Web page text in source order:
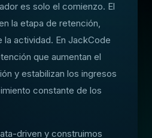
es solo el comienzo. El
la etapa de retención,
actividad. En JackCode
que aumentan el
y estabilizan los ingresos
constante de los
driven y construimos